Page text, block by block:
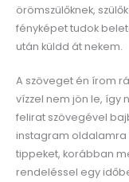
örömszülőknek,
fényképet tudok
után küldd át nekem.
A szöveget én írom
vízzel nem jön le, így
felirat szövegével
instagram oldalamra
tippeket, korábban
rendeléssel egy